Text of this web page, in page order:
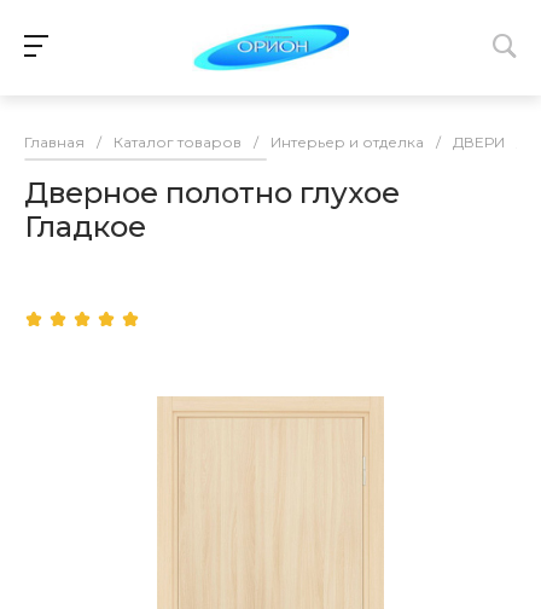
Главная / Каталог товаров / Интерьер и отделка / ДВЕРИ
Дверное полотно глухое
Гладкое